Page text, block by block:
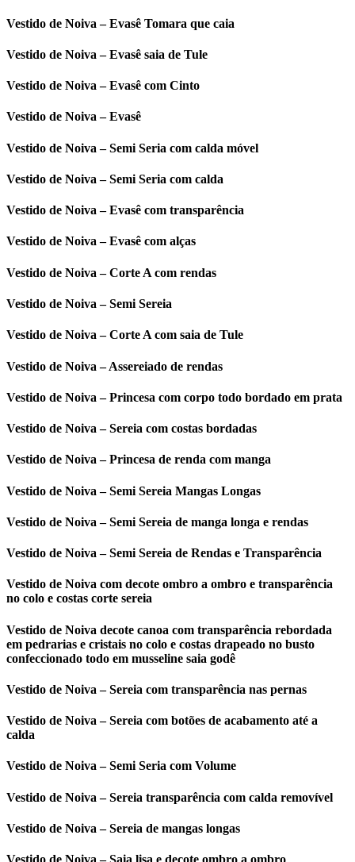
Vestido de Noiva – Evasê Tomara que caia
Vestido de Noiva – Evasê saia de Tule
Vestido de Noiva – Evasê com Cinto
Vestido de Noiva – Evasê
Vestido de Noiva – Semi Seria com calda móvel
Vestido de Noiva – Semi Seria com calda
Vestido de Noiva – Evasê com transparência
Vestido de Noiva – Evasê com alças
Vestido de Noiva – Corte A com rendas
Vestido de Noiva – Semi Sereia
Vestido de Noiva – Corte A com saia de Tule
Vestido de Noiva – Assereiado de rendas
Vestido de Noiva – Princesa com corpo todo bordado em prata
Vestido de Noiva – Sereia com costas bordadas
Vestido de Noiva – Princesa de renda com manga
Vestido de Noiva – Semi Sereia Mangas Longas
Vestido de Noiva – Semi Sereia de manga longa e rendas
Vestido de Noiva – Semi Sereia de Rendas e Transparência
Vestido de Noiva com decote ombro a ombro e transparência
no colo e costas corte sereia
Vestido de Noiva decote canoa com transparência rebordada
em pedrarias e cristais no colo e costas drapeado no busto
confeccionado todo em musseline saia godê
Vestido de Noiva – Sereia com transparência nas pernas
Vestido de Noiva – Sereia com botões de acabamento até a
calda
Vestido de Noiva – Semi Seria com Volume
Vestido de Noiva – Sereia transparência com calda removível
Vestido de Noiva – Sereia de mangas longas